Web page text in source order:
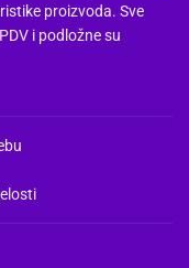
proizvoda. Sve
i podložne su